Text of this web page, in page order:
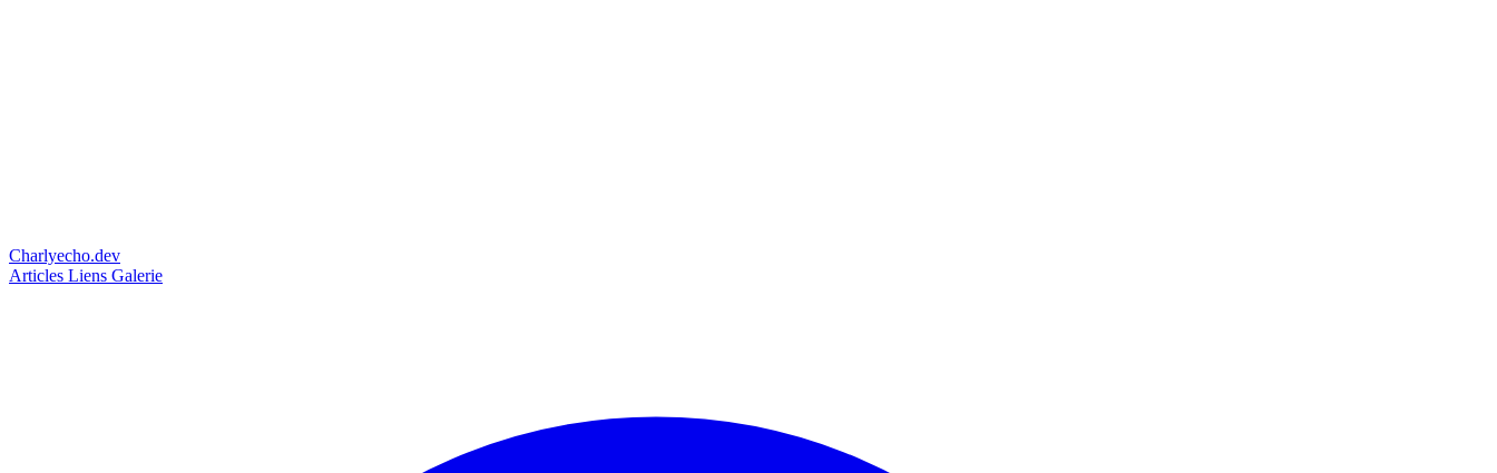
Charlyecho.dev
Articles Liens Galerie